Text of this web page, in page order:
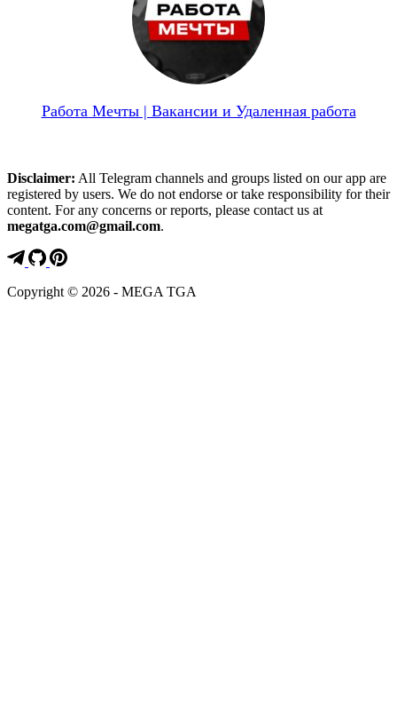
Работа Мечты | Вакансии и Удаленная работа
Disclaimer: All Telegram channels and groups listed on our app are
registered by users. We do not endorse or take responsibility for their
content. For any concerns or reports, please contact us at
megatga.com@gmail.com.
Copyright © 2026 - MEGA TGA